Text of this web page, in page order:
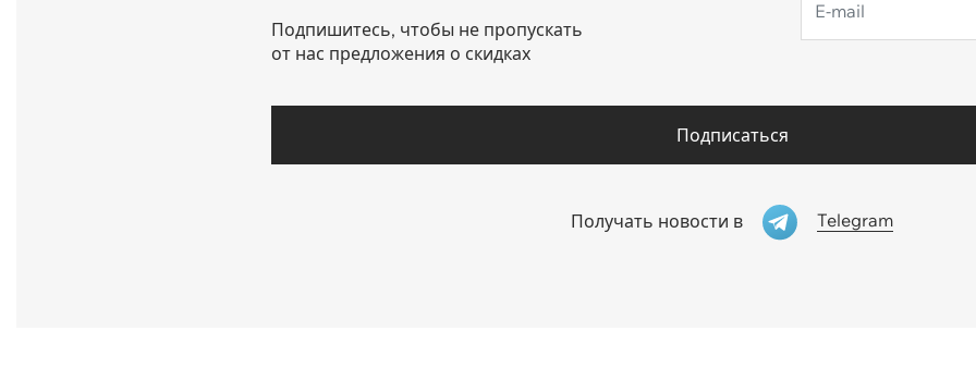
Подпишитесь, чтобы не пропускать
от нас предложения о скидках
Подписаться
Получать новости в Telegram